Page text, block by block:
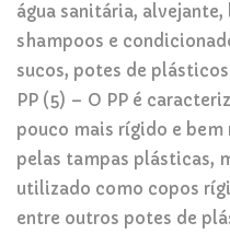
água sanitária,
shampoos e
sucos, potes de
PP (5) – O PP é
pouco mais rígido e
pelas tampas plásticas,
utilizado como copos
entre outros potes de